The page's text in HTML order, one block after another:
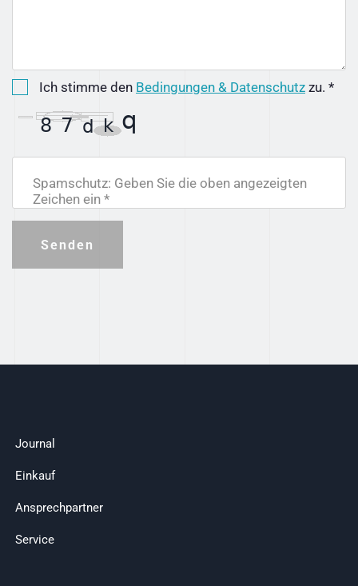
Ich stimme den Bedingungen & Datenschutz zu. *
Spamschutz: Geben Sie die oben angezeigten
Zeichen ein *
Senden
Journal
Einkauf
Ansprechpartner
Service